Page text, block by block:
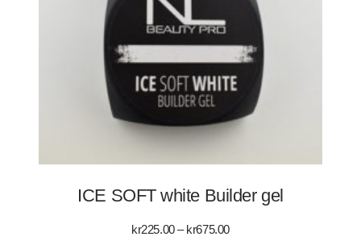
ICE SOFT white Builder gel
kr225.00 – kr675.00Prisintervall: